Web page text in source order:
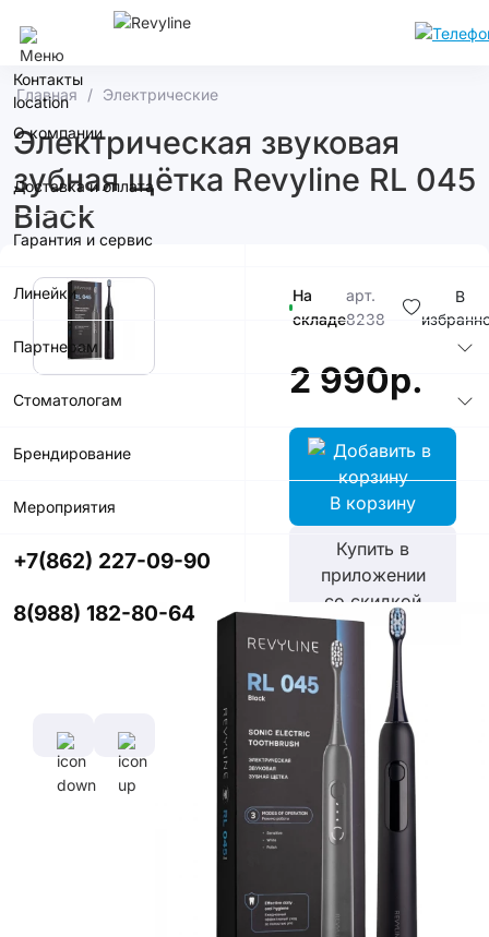
Контакты
О компании
Доставка и оплата
Гарантия и сервис
Линейки
Партнерам
Стоматологам
Брендирование
Мероприятия
+7(862) 227-09-90
8(988) 182-80-64
Главная Электрические
Электрическая звуковая
зубная щётка Revyline RL 045
Black
На
складе
арт.
8238
В
2 990р.
В корзину
Купить в
приложении
со скидкой
Цвет
Характеристики
Время полной
зарядки
аккумулятора
щетины,
мм
щетины,
мм